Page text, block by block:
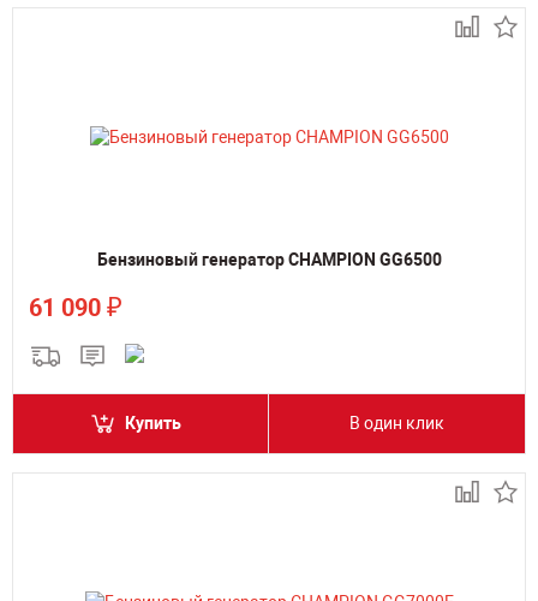
Бензиновый генератор CHAMPION GG6500
61 090 ₽
Купить В один клик